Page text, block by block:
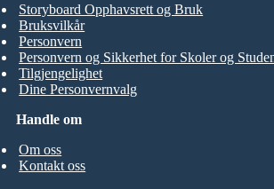
Handle om
Om oss
Kontakt oss
Storyboard Opphavsrett og Bruk
Bruksvilkår
Personvern
Personvern og Sikkerhet for Skoler og
Tilgjengelighet
Dine Personvernvalg